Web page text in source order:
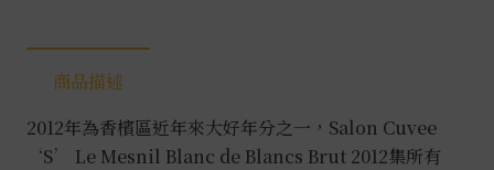
園
香
商品描述
2012年為香檳區近年來大好年分之一，Salon Cuvee
‘S’ Le Mesnil Blanc de Blancs Brut 2012集所有